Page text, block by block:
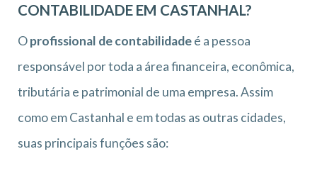
CONTABILIDADE EM CASTANHAL?
Oprofissional de contabilidadeé a pessoa
responsável por toda a área financeira, econômica,
tributária e patrimonial de uma empresa. Assim
como em Castanhal e em todas as outras cidades,
suas principais funções são: